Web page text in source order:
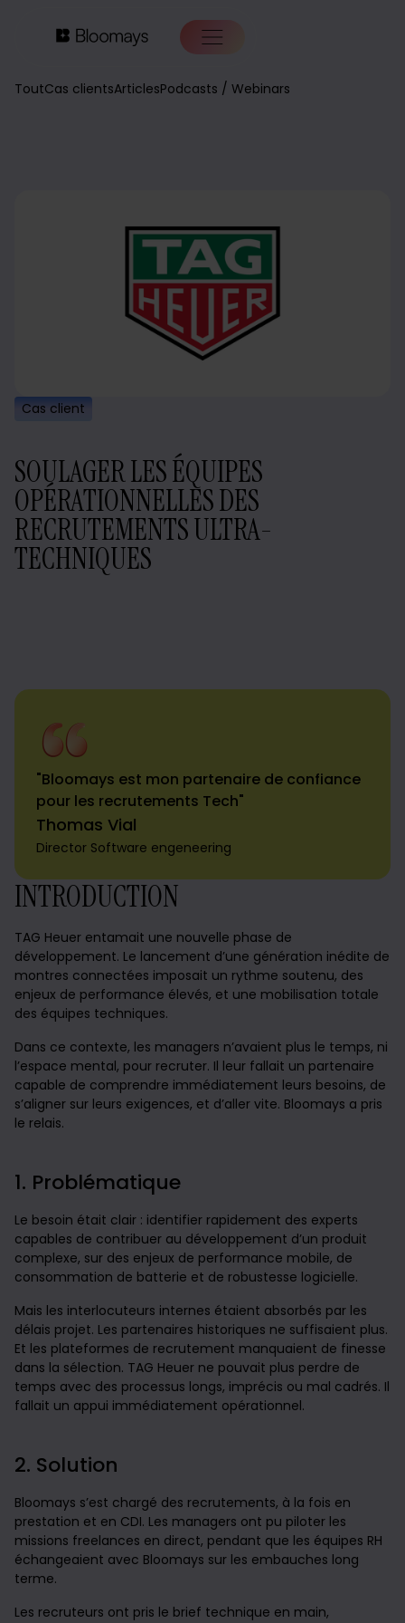
ToutCas clientsArticlesPodcasts / Webinars
Cas client
SOULAGER LES ÉQUIPES
OPÉRATIONNELLES DES
RECRUTEMENTS ULTRA-
TECHNIQUES
"Bloomays est mon partenaire de confiance
pour les recrutements Tech"
Thomas Vial
Director Software engeneering
INTRODUCTION
TAG Heuer entamait une nouvelle phase de
développement. Le lancement d’une génération inédite de
montres connectées imposait un rythme soutenu, des
enjeux de performance élevés, et une mobilisation totale
des équipes techniques.
Dans ce contexte, les managers n’avaient plus le temps, ni
l’espace mental, pour recruter. Il leur fallait un partenaire
capable de comprendre immédiatement leurs besoins, de
s’aligner sur leurs exigences, et d’aller vite. Bloomays a pris
le relais.
1. Problématique
Le besoin était clair : identifier rapidement des experts
capables de contribuer au développement d’un produit
complexe, sur des enjeux de performance mobile, de
consommation de batterie et de robustesse logicielle.
Mais les interlocuteurs internes étaient absorbés par les
délais projet. Les partenaires historiques ne suffisaient plus.
Et les plateformes de recrutement manquaient de finesse
dans la sélection. TAG Heuer ne pouvait plus perdre de
temps avec des processus longs, imprécis ou mal cadrés. Il
fallait un appui immédiatement opérationnel.
2. Solution
Bloomays s’est chargé des recrutements, à la fois en
prestation et en CDI. Les managers ont pu piloter les
missions freelances en direct, pendant que les équipes RH
échangeaient avec Bloomays sur les embauches long
terme.
Les recruteurs ont pris le brief technique en main,